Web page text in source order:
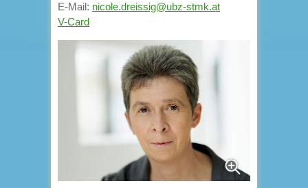
E-Mail: nicole.dreissig@ubz-stmk.at
V-Card